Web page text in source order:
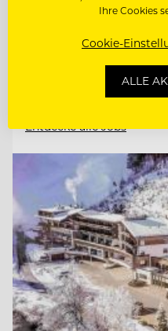
REZEPTIONST:IN &
Entdecke alle Jobs
Ihre Cookies
Cookie-
ALLE